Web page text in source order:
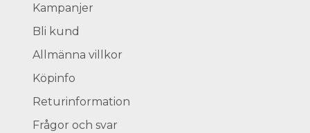
Kampanjer
Bli kund
Allmänna villkor
Köpinfo
Returinformation
Frågor och svar